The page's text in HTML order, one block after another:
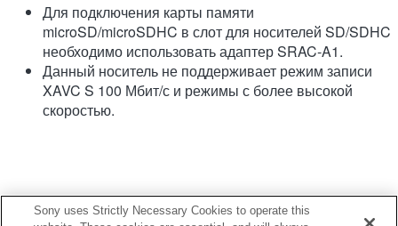
Для подключения карты памяти
microSD/microSDHC в слот для носителей SD/SDHC
необходимо использовать адаптер SRAC-A1.
Данный носитель не поддерживает режим записи
XAVC S 100 Мбит/с и режимы с более высокой
скоростью.
Terms of Use Contact Us
Sony uses Strictly Necessary Cookies to operate this